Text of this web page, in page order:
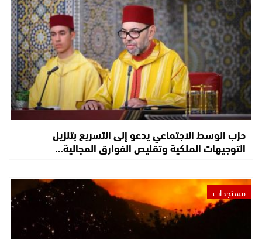
حزب الوسط الاجتماعي يدعو إلى التسريع بتنزيل
التوجيهات الملكية وتقليص الفوارق المجالية…
مستجدات